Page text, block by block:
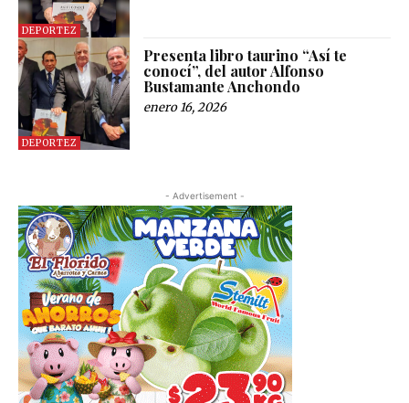
DEPORTEZ
DEPORTEZ
Presenta libro taurino “Así te
conocí”, del autor Alfonso
Bustamante Anchondo
enero 16, 2026
- Advertisement -